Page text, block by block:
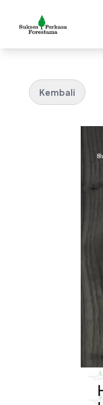
Kembali